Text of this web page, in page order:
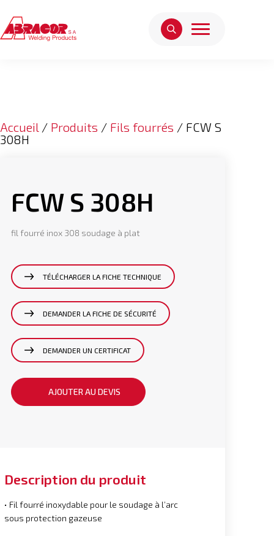
Accueil / Produits / Fils fourrés / FCW S
308H
FCW S 308H
fil fourré inox 308 soudage à plat
TÉLÉCHARGER LA FICHE TECHNIQUE
DEMANDER LA FICHE DE SÉCURITÉ
DEMANDER UN CERTIFICAT
AJOUTER AU DEVIS
Description du produit
• Fil fourré inoxydable pour le soudage à l’arc
sous protection gazeuse